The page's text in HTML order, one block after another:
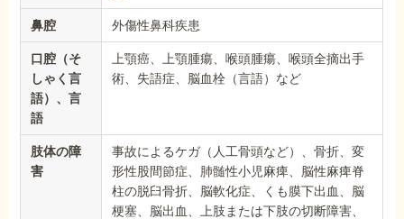
鼻腔 外傷性鼻科疾患
口腔（そ
しゃく言
語）、言
語
上顎癌、上顎腫瘍、喉頭腫瘍、喉頭全摘出手
術、失語症、脳血栓（言語）など
肢体の障
害
事故によるケガ（人工骨頭など）、骨折、変
形性股間節症、肺髄性小児麻痺、脳性麻痺脊
柱の脱臼骨折、脳軟化症、くも膜下出血、脳
梗塞、脳出血、上肢または下肢の切断障害、